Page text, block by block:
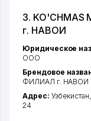
3. KO'CHMAS
г. НАВОИ
Юридическое
ООО
Брендовое
ФИЛИАЛ г. НАВОИ
Адрес: Узбекистан,
24